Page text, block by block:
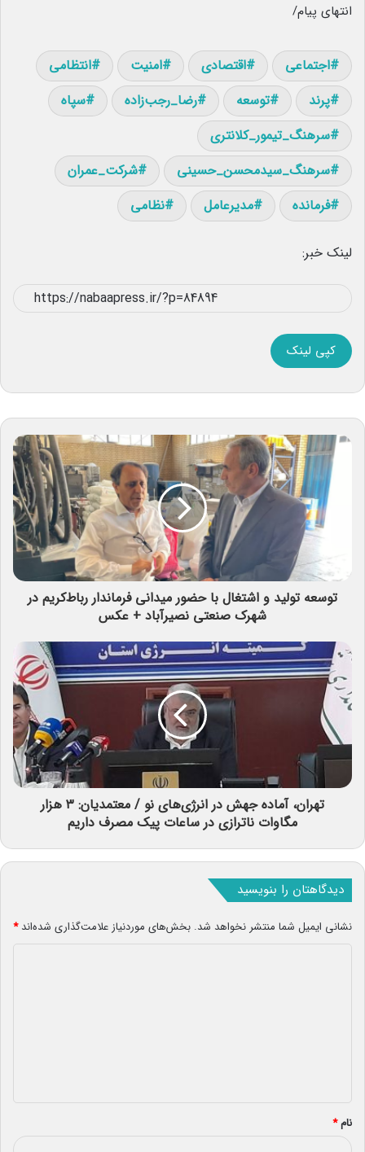
انتهای پیام/
اجتماعی اقتصادی امنیت
انتظامی
پرند
توسعه رضا_رجب‌زاده
سپاه
سرهنگ_تیمور_کلانتری
سرهنگ_سیدمحسن_حسینی
شرکت_عمران
فرمانده
مدیرعامل نظامی
لینک خبر:
کپی لینک
توسعه تولید و اشتغال با حضور میدانی فرماندار رباط‌کریم در
شهرک صنعتی نصیرآباد + عکس
تهران، آماده جهش در انرژی‌های نو / معتمدیان: ۳ هزار
مگاوات ناترازی در ساعات پیک مصرف داریم
دیدگاهتان را بنویسید
نشانی ایمیل شما منتشر نخواهد شد. بخش‌های موردنیاز علامت‌گذاری شده‌اند*
*
نام*